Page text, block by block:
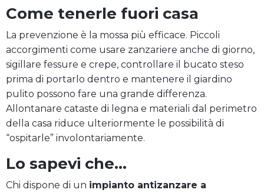
Come tenerle fuori casa
La prevenzione è la mossa più efficace. Piccoli
accorgimenti come usare zanzariere anche di giorno,
sigillare fessure e crepe, controllare il bucato steso
prima di portarlo dentro e mantenere il giardino
pulito possono fare una grande differenza.
Allontanare cataste di legna e materiali dal perimetro
della casa riduce ulteriormente le possibilità di
“ospitarle” involontariamente.
Lo sapevi che…
Chi dispone di un impianto antizanzare a